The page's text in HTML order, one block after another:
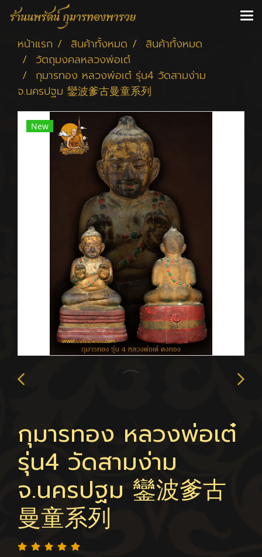
หน้าแรก สินค้าทั้งหมด
สินค้าทั้งหมด
วัตถุมงคลหลวงพ่อเต๋
กุมารทอง หลวงพ่อเต๋ รุ่น4 วัดสามง่าม
จ.นครปฐม 鑾波爹古曼童系列
New
กุมารทอง หลวงพ่อเต๋
รุ่น4 วัดสามง่าม
จ.นครปฐม 鑾波爹古
曼童系列